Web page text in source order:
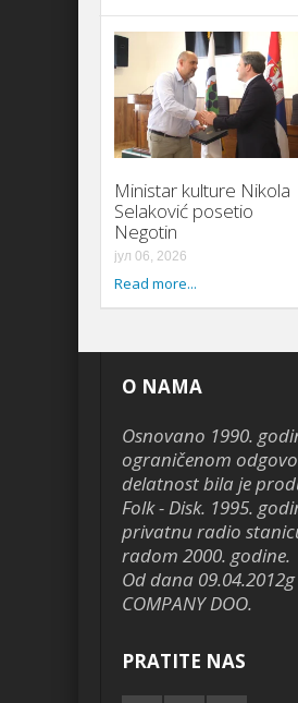
Ministar kulture Nikola
Selaković posetio
Negotin
јул 06, 2026
Read more...
O NAMA
Osnovano 1990.
ograničenom
delatnost bila je
Folk - Disk. 1995.
privatnu radio
radom 2000. godine.
Od dana
COMPANY DOO.
PRATITE NAS